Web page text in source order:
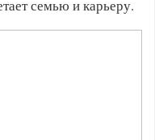
семью и карьеру.